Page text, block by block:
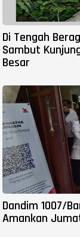
Di Tengah
Sambut
Besar
Dandim 1007/
Amankan